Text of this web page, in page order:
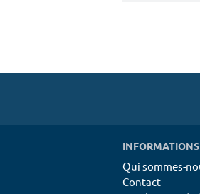
INFORMATIONS
Qui sommes-
Contact